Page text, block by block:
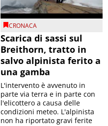
CRONACA
Scarica di sassi sul
Breithorn, tratto in
salvo alpinista ferito a
una gamba
L'intervento è avvenuto in
parte via terra e in parte con
l'elicottero a causa delle
condizioni meteo. L'alpinista
non ha riportato gravi ferite